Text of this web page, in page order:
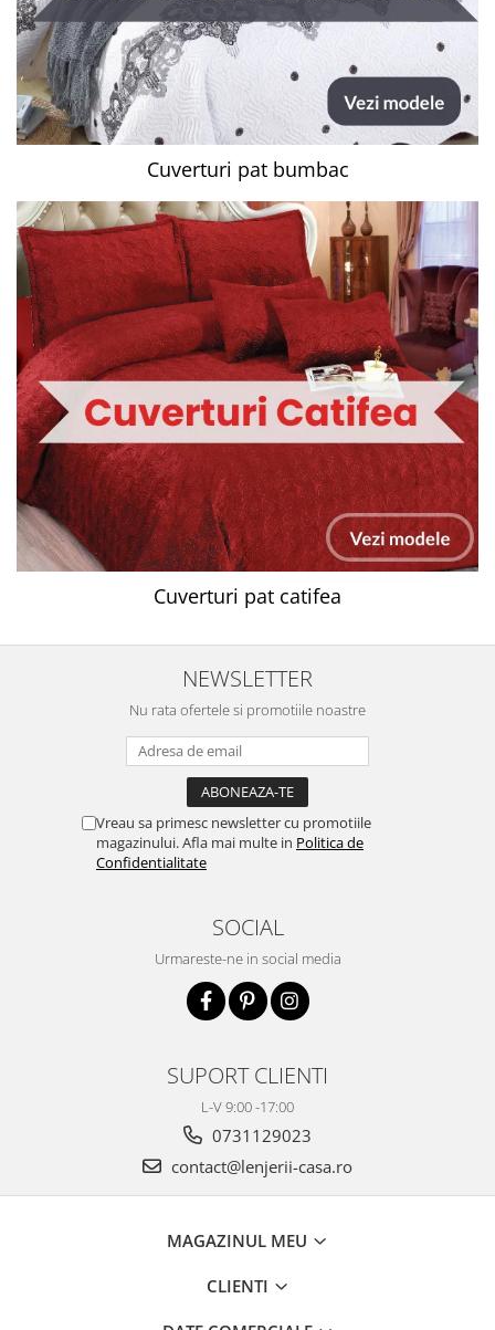
Cuverturi pat bumbac
Cuverturi pat catifea
NEWSLETTER
Nu rata ofertele si promotiile noastre
Vreau sa primesc newsletter cu promotiile
magazinului. Afla mai multe in Politica de
Confidentialitate
SOCIAL
Urmareste-ne in social media
SUPORT CLIENTI
L-V 9:00 -17:00
0731129023
contact@lenjerii-casa.ro
MAGAZINUL MEU
CLIENTI